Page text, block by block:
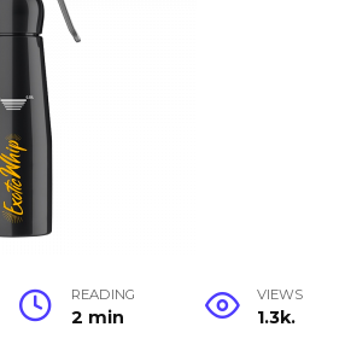
READING
2 min
VIEWS
1.3k.